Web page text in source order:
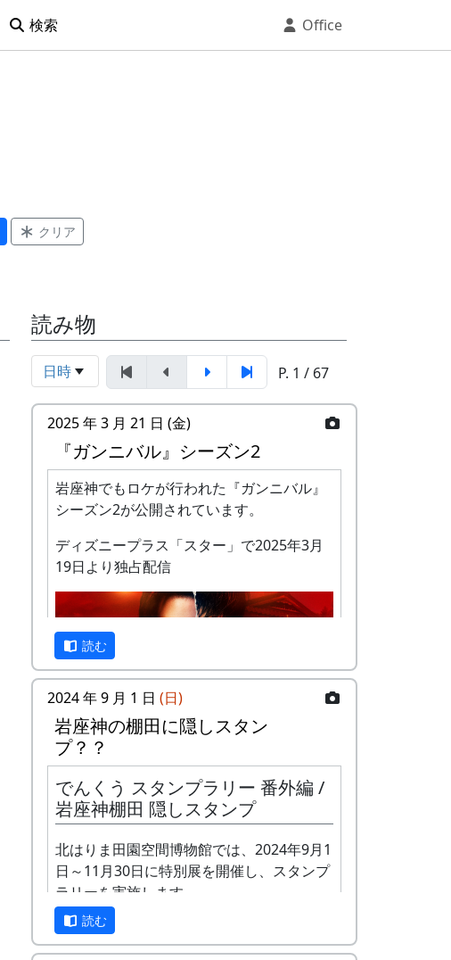
検索 Office
クリア
読み物
日時 P. 1 / 67
2025 年 3 月 21 日 (金)
『ガンニバル』シーズン2
岩座神でもロケが行われた『ガンニバル』
シーズン2が公開されています。
ディズニープラス「スター」で2025年3月
19日より独占配信
予告編
読む
2024 年 9 月 1 日 (日)
岩座神の棚田に隠しスタン
プ？？
でんくう スタンプラリー 番外編 /
岩座神棚田 隠しスタンプ
北はりま田園空間博物館では、2024年9月1
日～11月30日に特別展を開催し、スタンプ
ラリーを実施します。
正式なスタンプラリーは何カ所も行かない
と達成できませんが、No. 173 「棚田の里
読む